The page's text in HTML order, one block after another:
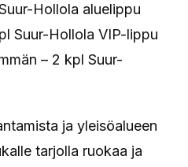
Hollola aluelippu
Suur-Hollola VIP-lippu
– 2 kpl Suur-
ja yleisöalueen
tarjolla ruokaa ja